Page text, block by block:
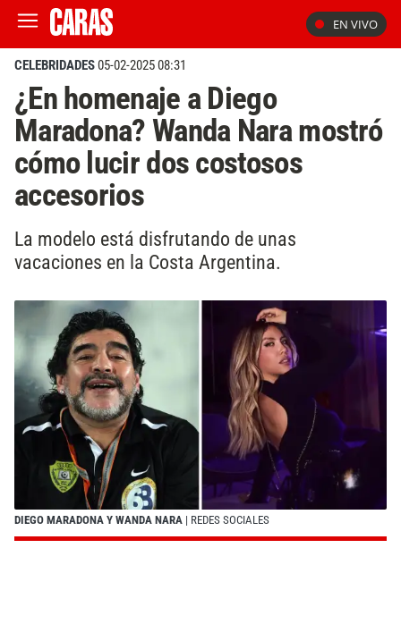
EN VIVO
CELEBRIDADES05-02-2025 08:31
¿En homenaje a Diego
Maradona? Wanda Nara mostró
cómo lucir dos costosos
accesorios
La modelo está disfrutando de unas
vacaciones en la Costa Argentina.
DIEGO MARADONA Y WANDA NARA | REDES SOCIALES